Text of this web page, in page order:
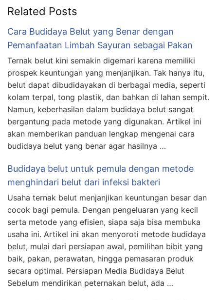
Related Posts
Cara Budidaya Belut yang Benar dengan
Pemanfaatan Limbah Sayuran sebagai Pakan
Ternak belut kini semakin digemari karena memiliki
prospek keuntungan yang menjanjikan. Tak hanya itu,
belut dapat dibudidayakan di berbagai media, seperti
kolam terpal, tong plastik, dan bahkan di lahan sempit.
Namun, keberhasilan dalam budidaya belut sangat
bergantung pada metode yang digunakan. Artikel ini
akan memberikan panduan lengkap mengenai cara
budidaya belut yang benar agar hasilnya …
Budidaya belut untuk pemula dengan metode
menghindari belut dari infeksi bakteri
Usaha ternak belut menjanjikan keuntungan besar dan
cocok bagi pemula. Dengan pengeluaran yang kecil
serta metode yang efisien, siapa saja bisa membuka
usaha ini. Artikel ini akan menyoroti metode budidaya
belut, mulai dari persiapan awal, pemilihan bibit yang
baik, pakan, perawatan, hingga pemasaran produk
secara optimal. Persiapan Media Budidaya Belut
Sebelum mendirikan peternakan belut, ada …